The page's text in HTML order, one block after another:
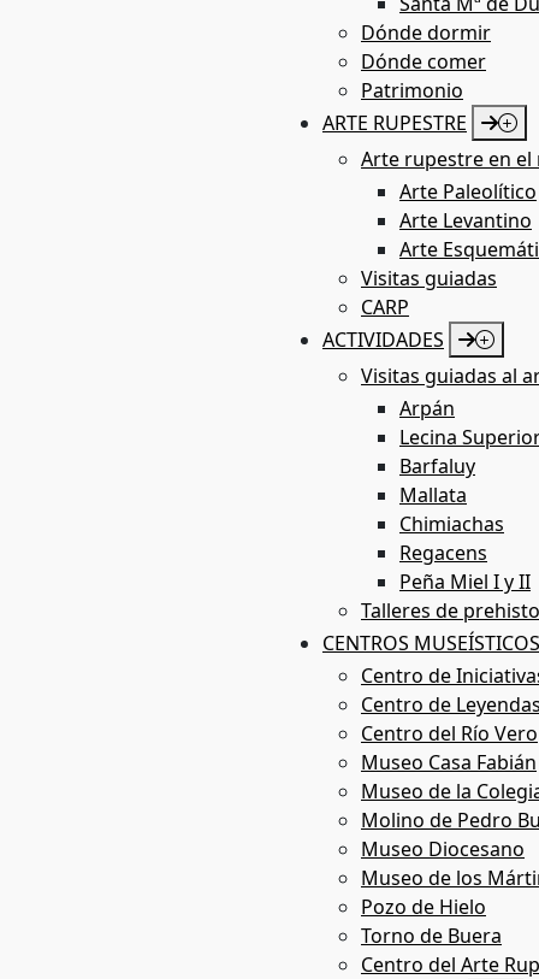
Dónde dormir
Dónde comer
Patrimonio
ARTE RUPESTRE
Arte rupestre en el
Arte Paleolítico
Arte Levantino
Arte
Visitas guiadas
CARP
ACTIVIDADES
Visitas guiadas al
Arpán
Lecina
Barfaluy
Mallata
Chimiachas
Regacens
Peña Miel I y II
Talleres de
CENTROS MUSEÍSTICOS
Centro de
Centro de
Centro del Río Vero
Museo Casa Fabián
Museo de la
Molino de Pedro
Museo Diocesano
Museo de los
Pozo de Hielo
Torno de Buera
Centro del Arte